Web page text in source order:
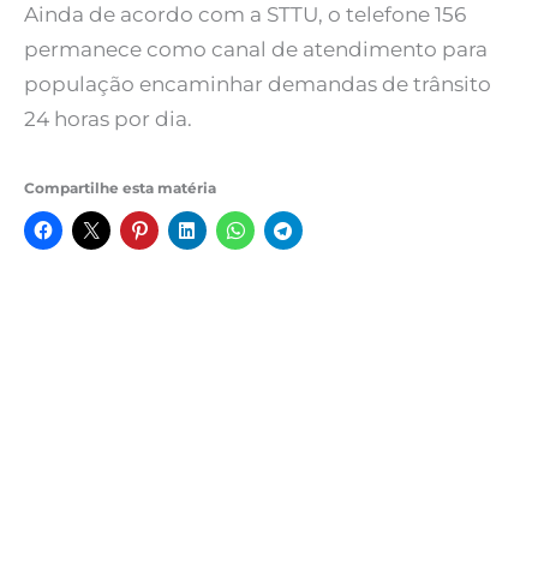
Ainda de acordo com a STTU, o telefone 156
permanece como canal de atendimento para
população encaminhar demandas de trânsito
24 horas por dia.
Compartilhe esta matéria